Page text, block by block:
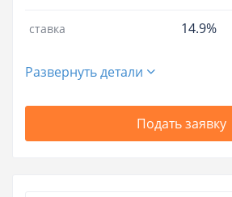
ставка 14.9%
Развернуть детали
Подать заявку